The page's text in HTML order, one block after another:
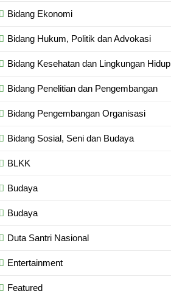
Bidang Ekonomi
Bidang Hukum, Politik dan Advokasi
Bidang Kesehatan dan Lingkungan Hidup
Bidang Penelitian dan Pengembangan
Bidang Pengembangan Organisasi
Bidang Sosial, Seni dan Budaya
BLKK
Budaya
Budaya
Duta Santri Nasional
Entertainment
Featured